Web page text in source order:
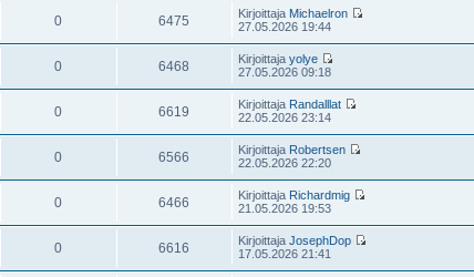
0 6475 Kirjoittaja Michaelron
27.05.2026 19:44
0 6468 Kirjoittajayolye
27.05.2026 09:18
0 6619 Kirjoittaja Randalllat
22.05.2026 23:14
0 6566 Kirjoittaja Robertsen
22.05.2026 22:20
0 6466 Kirjoittaja Richardmig
21.05.2026 19:53
0 6616 KirjoittajaJosephDop
17.05.2026 21:41